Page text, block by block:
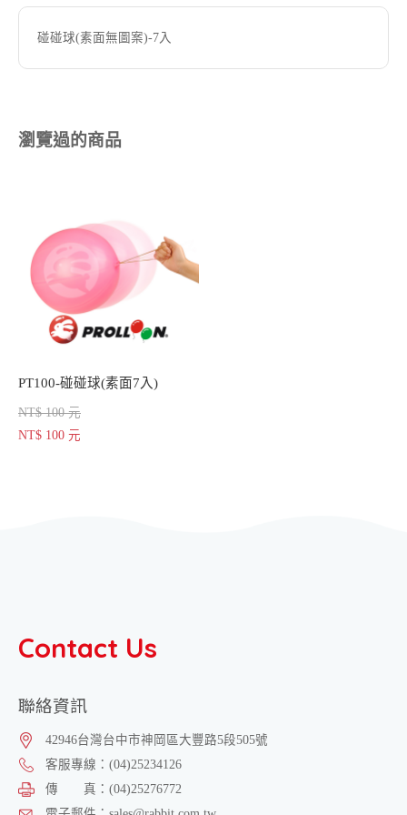
碰碰球(素面無圖案)-7入
瀏覽過的商品
PT100-碰碰球(素面7入)
NT$ 100 元
NT$ 100 元
Contact Us
聯絡資訊
42946台灣台中市神岡區大豐路5段505號
客服專線： (04)25234126
傳 真： (04)25276772